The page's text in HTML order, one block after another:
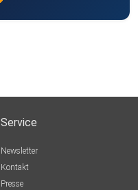
Service
Newsletter
Kontakt
Presse